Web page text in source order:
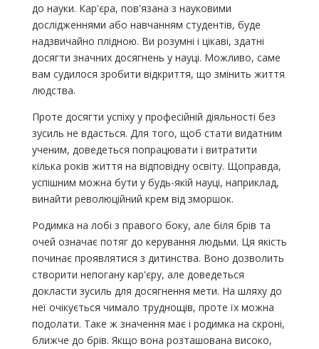
до науки. Кар'єра, пов'язана з науковими
дослідженнями або навчанням студентів, буде
надзвичайно плідною. Ви розумні і цікаві, здатні
досягти значних досягнень у науці. Можливо, саме
вам судилося зробити відкриття, що змінить життя
людства.
Проте досягти успіху у професійній діяльності без
зусиль не вдасться. Для того, щоб стати видатним
ученим, доведеться попрацювати і витратити
кілька років життя на відповідну освіту. Щоправда,
успішним можна бути у будь-якій науці, наприклад,
винайти революційний крем від зморшок.
Родимка на лобі з правого боку, але біля брів та
очей означає потяг до керування людьми. Ця якість
починає проявлятися з дитинства. Воно дозволить
створити непогану кар'єру, але доведеться
докласти зусиль для досягнення мети. На шляху до
неї очікується чимало труднощів, проте їх можна
подолати. Таке ж значення має і родимка на скроні,
ближче до брів. Якщо вона розташована високо,